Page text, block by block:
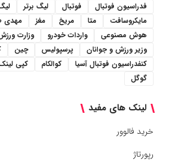
فدراسیون فوتبال
فوتبال لیگ برتر
مایکروسافت
متا مریخ مغز مهدی
هوش مصنوعی
واردات خودرو
وزارت
وزیر ورزش و جوانان
پرسپولیس چین
کنفدراسیون فوتبال آسیا
کوالکام کپی
گوگل
لینک های مفید
خرید فالوور
رپورتاژ